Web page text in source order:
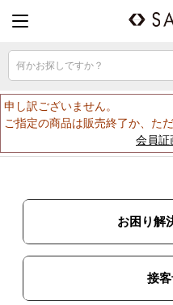
何かお探しですか？
申し訳ございません。
ご指定の商品は販売終了か、た
会員証
お困り解
接